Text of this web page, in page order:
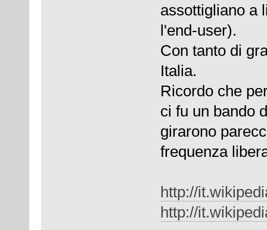
assottigliano a
l'end-user).
Con tanto di
Italia.
Ricordo che
ci fu un bando
girarono
frequenza
http://
http://